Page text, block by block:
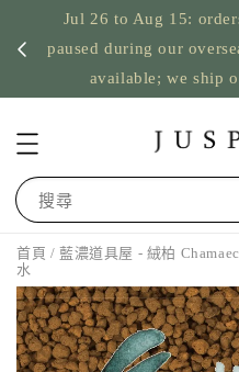
Jul 26 to Aug 15:
paused during our
available; we ship
搜尋
首頁 / 藍濃道具屋 - 絨柏
水